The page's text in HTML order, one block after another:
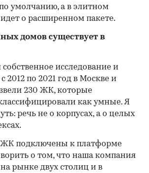
умолчанию, а в элитном
о расширенном пакете.
домов существует в
исследование и
2012 по 2021 год в Москве и
230 ЖК, которые
как умные. Я
речь не о корпусах, а о целых
ЖК подключены к платформе
о том, что наша компания
рынке двух столиц и в